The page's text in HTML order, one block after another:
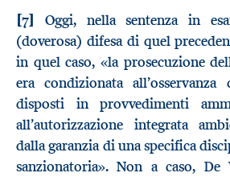
[7] Oggi, nella sentenza in
(doverosa) difesa di quel
in quel caso, «la prosecuzione
era condizionata
disposti in provvedimenti
all’autorizzazione integrata
dalla garanzia di una specifica
sanzionatoria». Non a caso,